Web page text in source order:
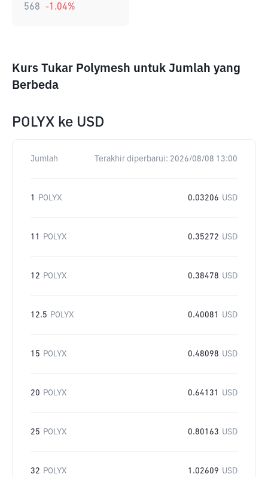
568 -1.04%
Kurs Tukar Polymesh untuk Jumlah yang
Berbeda
POLYX ke USD
Jumlah Terakhir diperbarui: 2026/08/08 13:00
1 POLYX 0.03206 USD
11 POLYX 0.35272 USD
12 POLYX 0.38478 USD
12.5 POLYX 0.40081 USD
15 POLYX 0.48098 USD
20 POLYX 0.64131 USD
25 POLYX 0.80163 USD
32 POLYX 1.02609 USD